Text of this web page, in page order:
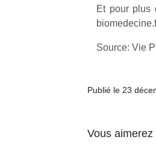
Et pour plus
Source: Vie
Publié le 23
Vous